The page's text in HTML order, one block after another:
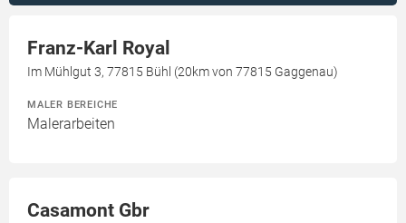
Franz-Karl Royal
Im Mühlgut 3, 77815 Bühl (20km von 77815 Gaggenau)
MALER BEREICHE
Malerarbeiten
Casamont Gbr